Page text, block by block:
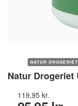
NATUR DROGERIET
Natur Drogeriet
119,95 kr.